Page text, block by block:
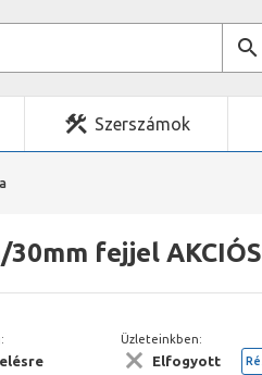
Szerszámok
fejjel
Üzleteinkben:
Elfogyott